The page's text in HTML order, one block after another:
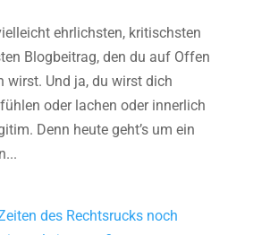
ehrlichsten, kritischsten
Blogbeitrag, den du auf Offen
wirst. Und ja, du wirst dich
oder lachen oder innerlich
Denn heute geht’s um ein